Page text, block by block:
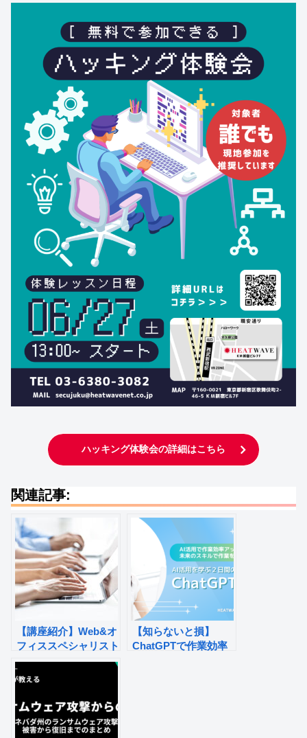
ハッキング体験会の詳細はこちら
関連記事:
【講座紹介】Web&オ
フィススペシャリスト
養成科5月 のご紹
介！【離職者等再就職
【知らないと損】
ChatGPTで作業効率